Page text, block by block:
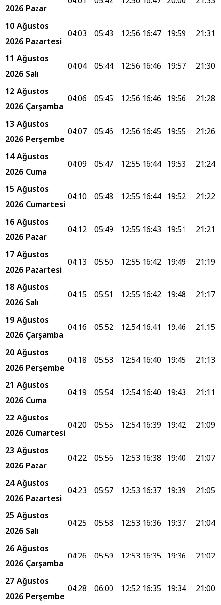
2026 Pazar
10 Ağustos
2026 Pazartesi
04:03 05:43 12:56 16:47 19:59
21:31
11 Ağustos
2026 Salı
04:04 05:44 12:56 16:46 19:57
21:30
12 Ağustos
2026 Çarşamba
04:06 05:45 12:56 16:46 19:56
21:28
13 Ağustos
2026 Perşembe
04:07 05:46 12:56 16:45 19:55
21:26
14 Ağustos
2026 Cuma
04:09 05:47 12:5516:44 19:53
21:24
15 Ağustos
2026 Cumartesi
04:10 05:48 12:5516:44 19:52
21:22
16 Ağustos
2026 Pazar
04:12 05:49 12:5516:43 19:51
21:21
17 Ağustos
2026 Pazartesi
04:13 05:50 12:5516:42 19:49
21:19
18 Ağustos
2026 Salı
04:15 05:51 12:5516:42 19:48
21:17
19 Ağustos
2026 Çarşamba
04:16 05:52 12:5416:41 19:46
21:15
20 Ağustos
2026 Perşembe
04:18 05:53 12:5416:40 19:45
21:13
21 Ağustos
2026 Cuma
04:19 05:54 12:5416:40 19:43
21:11
22 Ağustos
2026 Cumartesi
04:20 05:55 12:5416:39 19:42
21:09
23 Ağustos
2026 Pazar
04:22 05:56 12:5316:38 19:40
21:07
24 Ağustos
2026 Pazartesi
04:23 05:57 12:5316:37 19:39
21:05
25 Ağustos
2026 Salı
04:25 05:58 12:5316:36 19:37
21:04
26 Ağustos
2026 Çarşamba
04:26 05:59 12:5316:35 19:36
21:02
27 Ağustos
2026 Perşembe
04:28 06:00 12:5216:35 19:34
21:00